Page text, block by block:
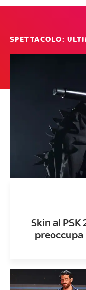
SPETTACOLO:
Skin al